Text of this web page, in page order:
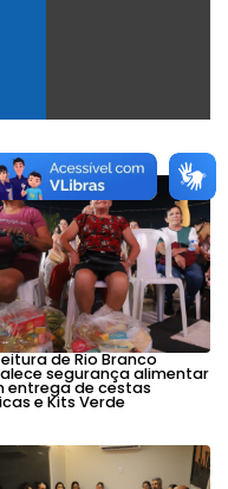
de Rio Branco
segurança alimentar
entrega de cestas
e Kits Verde